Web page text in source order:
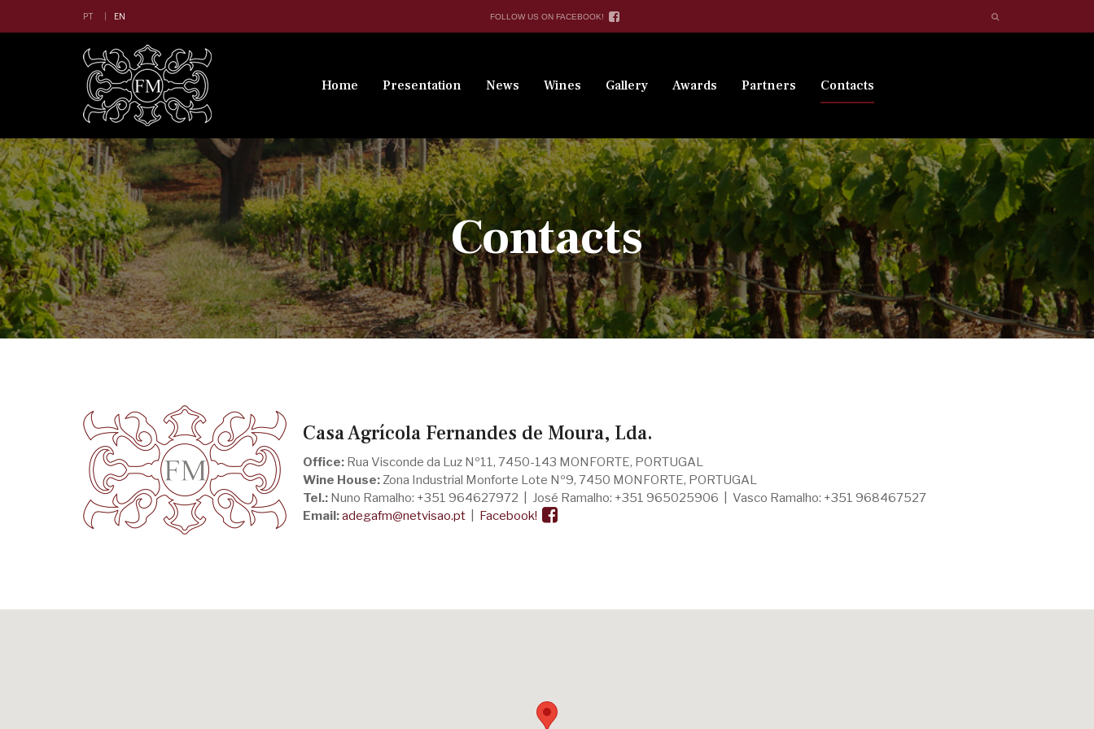
PT EN FOLLOW US ON FACEBOOK!
Home Presentation News Wines Gallery Awards Partners Contacts
Contacts
Casa Agrícola Fernandes de Moura, Lda.
Office: Rua Visconde da Luz Nº11, 7450-143 MONFORTE, PORTUGAL
Wine House:Zona Industrial Monforte Lote Nº9, 7450 MONFORTE, PORTUGAL
Tel.: Nuno Ramalho: +351 964627972 | José Ramalho: +351 965025906 | Vasco Ramalho: +351 968467527
Email:adegafm@netvisao.pt Facebook!